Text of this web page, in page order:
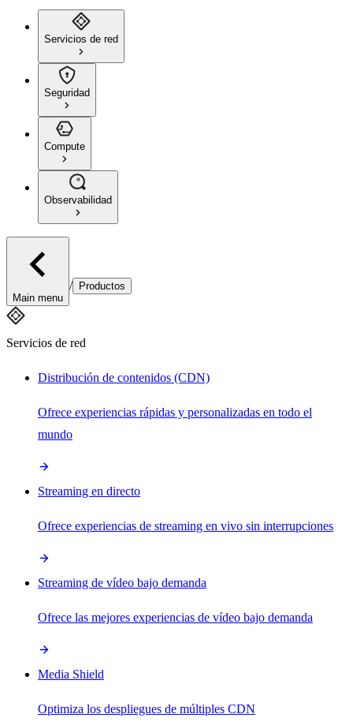
Servicios de red
Seguridad
Compute
Observabilidad
Main menu
/ Productos
Servicios de red
Distribución de contenidos (CDN)
Ofrece experiencias rápidas y personalizadas en todo el
mundo
Streaming en directo
Ofrece experiencias de streaming en vivo sin interrupciones
Streaming de vídeo bajo demanda
Ofrece las mejores experiencias de vídeo bajo demanda
Media Shield
Optimiza los despliegues de múltiples CDN